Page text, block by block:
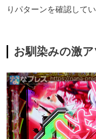
りパターンを確認して
お馴染みの激